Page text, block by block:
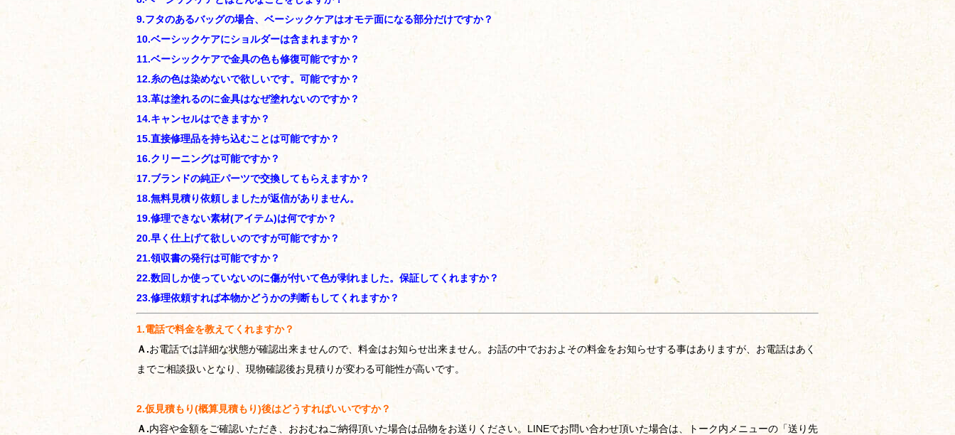
9.フタのあるバッグの場合、ベーシックケアはオモテ面になる部分だけですか？
10.ベーシックケアにショルダーは含まれますか？
11.ベーシックケアで金具の色も修復可能ですか？
12.糸の色は染めないで欲しいです。可能ですか？
13.革は塗れるのに金具はなぜ塗れないのですか？
14.キャンセルはできますか？
15.直接修理品を持ち込むことは可能ですか？
16.クリーニングは可能ですか？
17.ブランドの純正パーツで交換してもらえますか？
18.無料見積り依頼しましたが返信がありません。
19.修理できない素材(アイテム)は何ですか？
20.早く仕上げて欲しいのですが可能ですか？
21.領収書の発行は可能ですか？
22.数回しか使っていないのに傷が付いて色が剥れました。保証してくれますか？
23.修理依頼すれば本物かどうかの判断もしてくれますか？
1.電話で料金を教えてくれますか？
Ａ.お電話では詳細な状態が確認出来ませんので、料金はお知らせ出来ません。お話の中でおおよその料金をお知らせする事はありますが、お電話はあく
までご相談扱いとなり、現物確認後お見積りが変わる可能性が高いです。
2.仮見積もり(概算見積もり)後はどうすればいいですか？
Ａ.内容や金額をご確認いただき、おおむねご納得頂いた場合は品物をお送りください。 LINEでお問い合わせ頂いた場合は、トーク内メニューの「送り先